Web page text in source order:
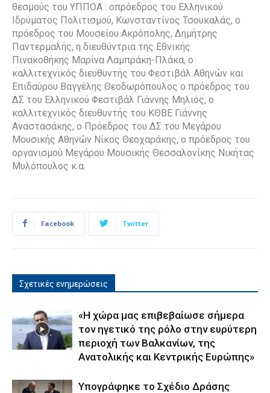
θεσμούς του ΥΠΠΟΑ : οπρόεδρος του Ελληνικού
Ιδρύματος Πολιτισμού, Κωνσταντίνος Τσουκαλάς, ο
πρόεδρος του Μουσείου Ακρόπολης, Δημήτρης
Παντερμαλής, η διευθύντρια της Εθνικής
Πινακοθήκης Μαρίνα Λαμπράκη-Πλάκα, ο
καλλιτεχνικός διευθυντής του Φεστιβάλ Αθηνών και
Επιδαύρου Βαγγέλης Θεοδωρόπουλος ο πρόεδρος του
ΔΣ του Ελληνικού Φεστιβάλ Γιάννης Μηλιός, ο
καλλιτεχνικός διευθυντής του ΚΘΒΕ Γιάννης
Αναστασάκης, ο Πρόεδρος του ΔΣ του Μεγάρου
Μουσικής Αθηνών Νίκος Θεοχαράκης, ο πρόεδρος του
οργανισμού Μεγάρου Μουσικής Θεσσαλονίκης Νικήτας
Μυλόπουλος κ.α.
Facebook Twitter
Σχετικές ενημερώσεις
«Η χώρα μας επιβεβαίωσε σήμερα
τον ηγετικό της ρόλο στην ευρύτερη
περιοχή των Βαλκανίων, της
Ανατολικής και Κεντρικής Ευρώπης»
Υπογράφηκε το Σχέδιο Δράσης